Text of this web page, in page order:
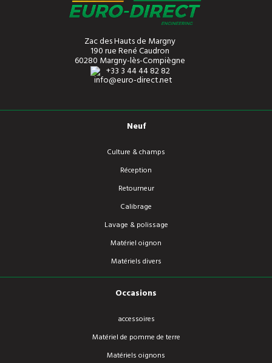
Zac des Hauts de Margny
190 rue René Caudron
60280 Margny-lès-Compiègne
+33 3 44 44 82 82
info@euro-direct.net
Neuf
Culture & champs
Réception
Retourneur
Calibrage
Lavage & polissage
Matériel oignon
Matériels divers
Occasions
accessoires
Matériel de pomme de terre
Matériels oignons